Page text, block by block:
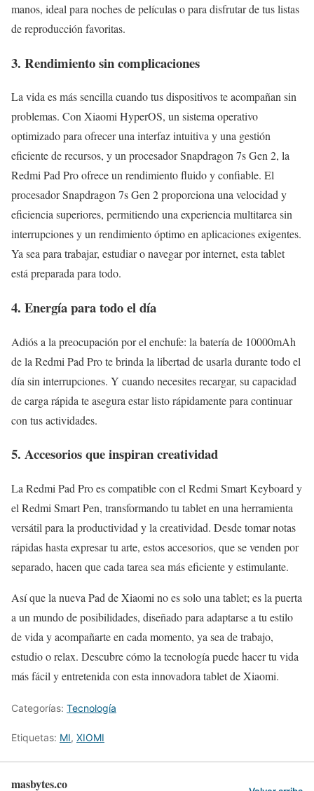
manos, ideal para noches de películas o para disfrutar de tus listas
de reproducción favoritas.
3. Rendimiento sin complicaciones
La vida es más sencilla cuando tus dispositivos te acompañan sin
problemas. Con Xiaomi HyperOS, un sistema operativo
optimizado para ofrecer una interfaz intuitiva y una gestión
eficiente de recursos, y un procesador Snapdragon 7s Gen 2, la
Redmi Pad Pro ofrece un rendimiento fluido y confiable. El
procesador Snapdragon 7s Gen 2 proporciona una velocidad y
eficiencia superiores, permitiendo una experiencia multitarea sin
interrupciones y un rendimiento óptimo en aplicaciones exigentes.
Ya sea para trabajar, estudiar o navegar por internet, esta tablet
está preparada para todo.
4. Energía para todo el día
Adiós a la preocupación por el enchufe: la batería de 10000mAh
de la Redmi Pad Pro te brinda la libertad de usarla durante todo el
día sin interrupciones. Y cuando necesites recargar, su capacidad
de carga rápida te asegura estar listo rápidamente para continuar
con tus actividades.
5. Accesorios que inspiran creatividad
La Redmi Pad Pro es compatible con el Redmi Smart Keyboard y
el Redmi Smart Pen, transformando tu tablet en una herramienta
versátil para la productividad y la creatividad. Desde tomar notas
rápidas hasta expresar tu arte, estos accesorios, que se venden por
separado, hacen que cada tarea sea más eficiente y estimulante.
Así que la nueva Pad de Xiaomi no es solo una tablet; es la puerta
a un mundo de posibilidades, diseñado para adaptarse a tu estilo
de vida y acompañarte en cada momento, ya sea de trabajo,
estudio o relax. Descubre cómo la tecnología puede hacer tu vida
más fácil y entretenida con esta innovadora tablet de Xiaomi.
Categorías: Tecnología
Etiquetas: MI, XIOMI
masbytes.co